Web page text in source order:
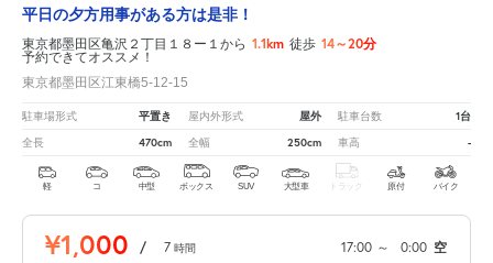
平日の夕方用事がある方は是非！
東京都墨田区亀沢２丁目１８ー１から 1.1km 徒歩 14～20分
予約できてオススメ！
東京都墨田区江東橋5-12-15
駐車場形式 平置き 屋内外形式 屋外 駐車台数 1台
全長 470cm 全幅 250cm 車高 -
軽 コ 中型 ボックス SUV 大型車 トラック 原付 バイク
¥1,000 / 7 時間 17:00 ～ 0:00 空